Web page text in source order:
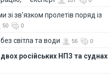
зі зв'язком пролетів поряд із
50 0
світла та води 56 0
російських НПЗ та суднах